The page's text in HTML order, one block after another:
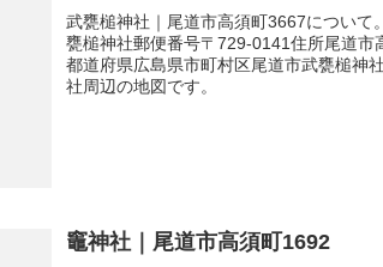
武甕槌神社｜尾道市高須町3667について
甕槌神社郵便番号〒729-0141住所尾道市
都道府県広島県市町村区尾道市武甕槌神
社周辺の地図です。
竈神社｜尾道市高須町1692